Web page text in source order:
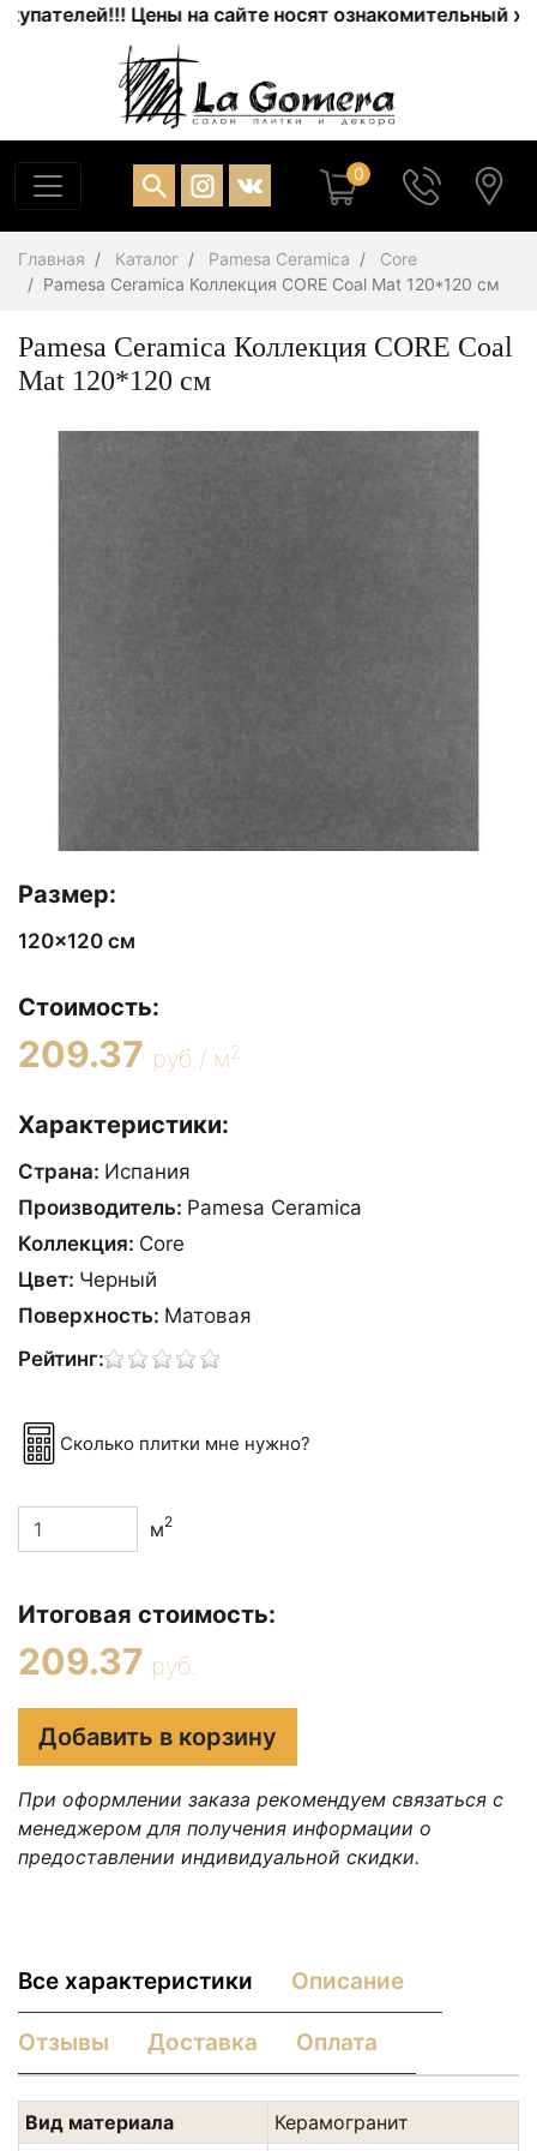
Цены на сайте носят ознакомительный
0
Главная Каталог Pamesa Ceramica
Core
Pamesa Ceramica Коллекция CORE Coal Mat 120*120 см
Pamesa Ceramica Коллекция CORE Coal
Mat 120*120 см
Размер:
120x120 см
Стоимость:
209.37 руб / м2
Характеристики:
Страна: Испания
Производитель: Pamesa Ceramica
Коллекция: Core
Цвет: Черный
Поверхность: Матовая
Рейтинг:
Сколько плитки мне нужно?
м2
Итоговая стоимость:
209.37 руб.
Добавить в корзину
При оформлении заказа рекомендуем связаться с
менеджером для получения информации о
предоставлении индивидуальной скидки.
Все характеристики Описание
Отзывы Доставка Оплата
Вид материала Керамогранит